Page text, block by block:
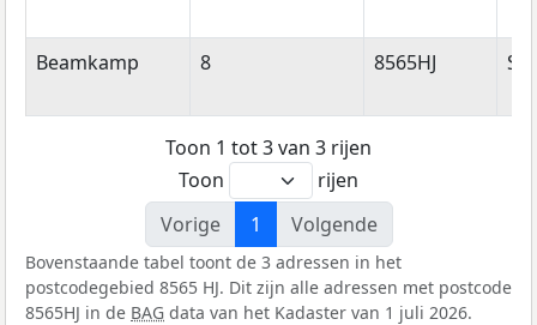
Beamkamp 8 8565HJ
Toon 1 tot 3 van 3 rijen
Toon
rijen
Vorige
1 Volgende
Bovenstaande tabel toont de 3 adressen in het
postcodegebied 8565 HJ. Dit zijn alle adressen met postcode
8565HJ in de BAG data van het Kadaster van 1 juli 2026.